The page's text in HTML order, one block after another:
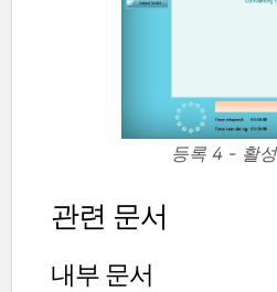
등록 4 - 활
관련 문서
내부 문서